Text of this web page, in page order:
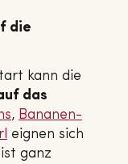
die
kann die
das
, Ba­na­nen­
eignen sich
ganz